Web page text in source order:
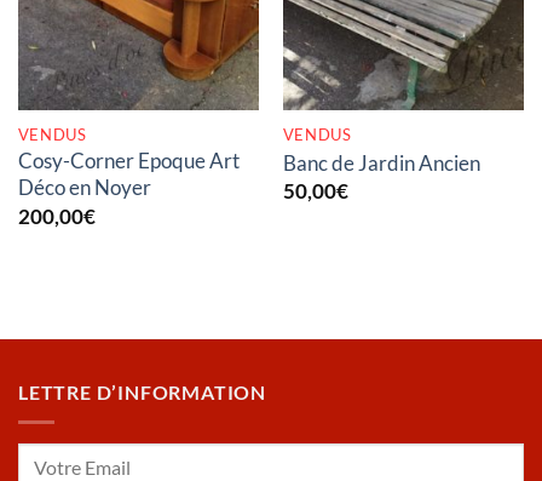
VENDUS
Cosy-Corner Epoque Art
Déco en Noyer
200,00€
VENDUS
Banc de Jardin Ancien
50,00€
LETTRE D’INFORMATION